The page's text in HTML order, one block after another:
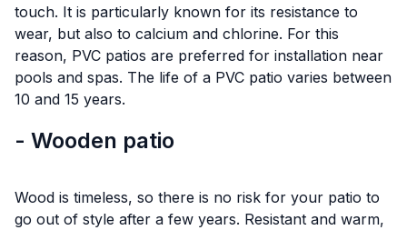
touch. It is particularly known for its resistance to
wear, but also to calcium and chlorine. For this
reason, PVC patios are preferred for installation near
pools and spas. The life of a PVC patio varies between
10 and 15 years.
- Wooden patio
Wood is timeless, so there is no risk for your patio to
go out of style after a few years. Resistant and warm,